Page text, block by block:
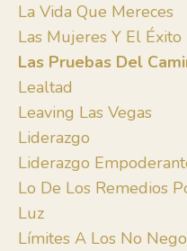
La Vida Que Mereces
Las Mujeres Y El Éxito
Las Pruebas Del
Lealtad
Leaving Las Vegas
Liderazgo
Liderazgo
Lo De Los Remedios
Luz
Límites A Los No